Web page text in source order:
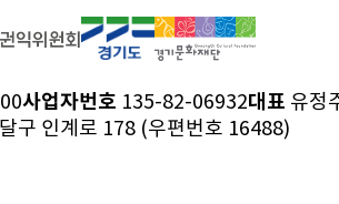
사업자번호 135-82-06932대표 유정
구 인계로 178 (우편번호 16488)